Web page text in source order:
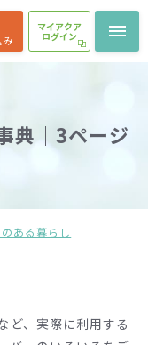
み
マイアクア
ログイン
典｜3ページ
ある暮らし
ど、実際に利用する